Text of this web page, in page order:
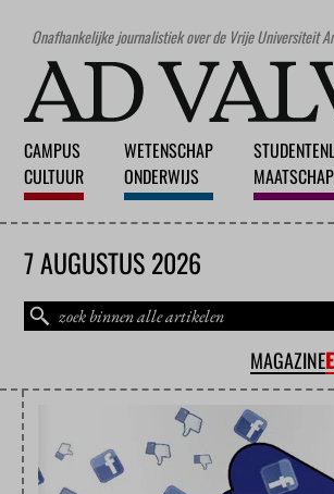
Onafhankelijke journalistiek over de Vrije Universiteit
CAMPUS
CULTUUR
WETENSCHAP
ONDERWIJS
7 AUGUSTUS 2026
MAGAZINE